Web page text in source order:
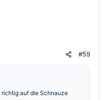
#59
auf die Schnauze